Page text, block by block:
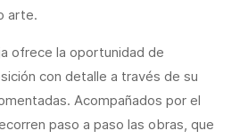
arte.
ofrece la oportunidad de
con detalle a través de su
Acompañados por el
paso a paso las obras, que